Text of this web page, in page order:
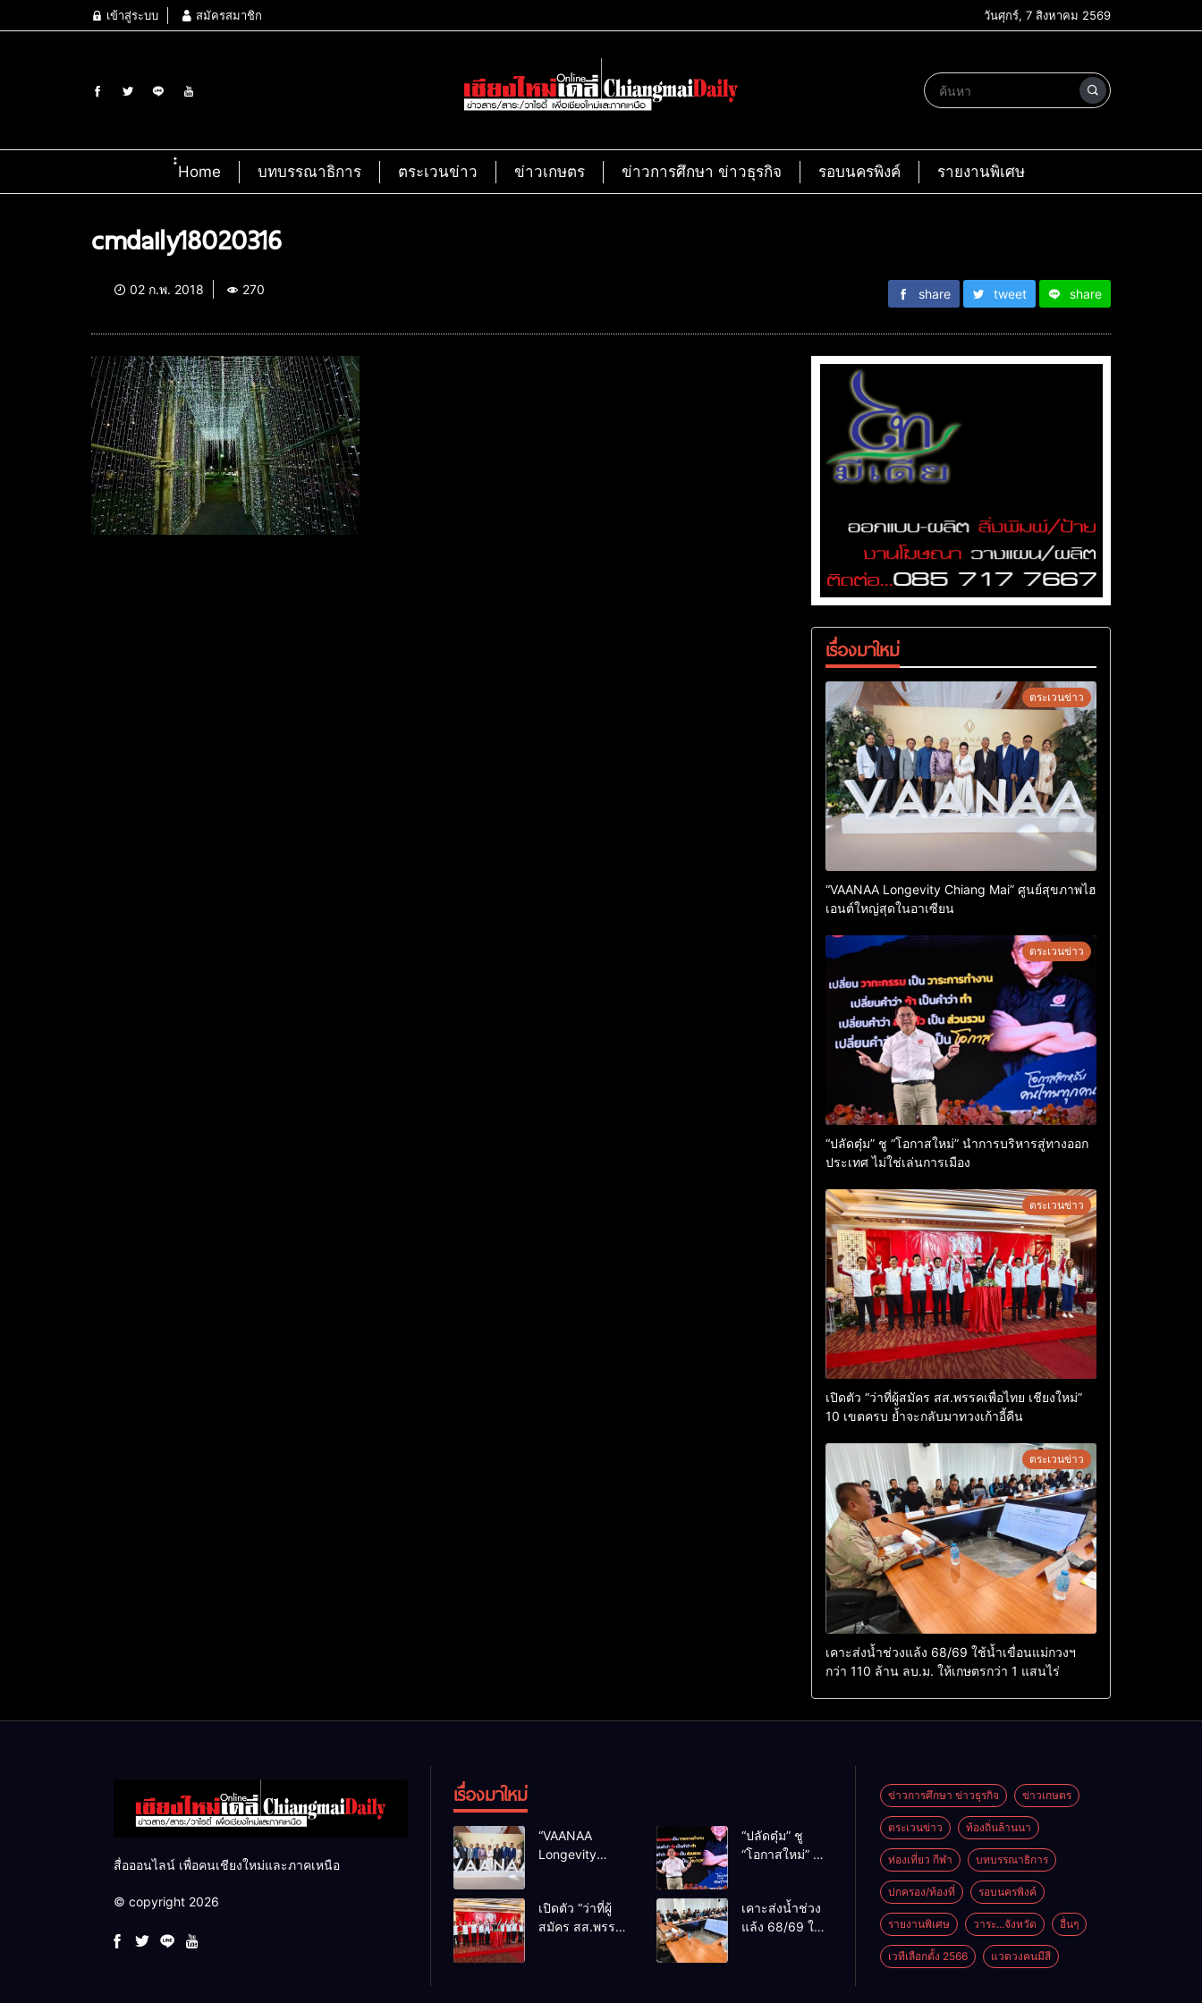
เข้าสู่ระบบ สมัครสมาชิก วันศุกร์, 7 สิงหาคม 2569
๋๋Home บทบรรณาธิการ ตระเวนข่าว ข่าวเกษตร ข่าวการศึกษา ข่าวธุรกิจ รอบนครพิงค์ รายงานพิเศษ
cmdaily18020316
02 ก.พ. 2018 270 share tweet share
เรื่องมาใหม่
ตระเวนข่าว
“VAANAA Longevity Chiang Mai” ศูนย์สุขภาพไฮ
เอนต์ใหญ่สุดในอาเซียน
ตระเวนข่าว
“ปลัดตุ๋ม” ชู “โอกาสใหม่” นำการบริหารสู่ทางออก
ประเทศ ไม่ใช่เล่นการเมือง
ตระเวนข่าว
เปิดตัว “ว่าที่ผู้สมัคร สส.พรรคเพื่อไทย เชียงใหม่”
10 เขตครบ ย้ำจะกลับมาทวงเก้าอี้คืน
ตระเวนข่าว
เคาะส่งน้ำช่วงแล้ง 68/69 ใช้น้ำเขื่อนแม่กวงฯ
กว่า 110 ล้าน ลบ.ม. ให้เกษตรกว่า 1 แสนไร่
สื่อออนไลน์ เพื่อคนเชียงใหม่และภาคเหนือ
© copyright 2026
เรื่องมาใหม่
“VAANAA
Longevity
เอนต์ใหญ่สุดใน
อาเซียน
“ปลัดตุ๋ม” ชู
“โอกาสใหม่” นำ
ไม่ใช่เล่น
การเมือง
เปิดตัว “ว่าที่ผู้
สมัคร สส.พรรค
เคาะส่งน้ำช่วง
แล้ง 68/69 ใช้
ข่าวการศึกษา ข่าวธุรกิจ ข่าวเกษตร
ตระเวนข่าว ท้องถิ่นล้านนา
ท่องเที่ยว กีฬา บทบรรณาธิการ
ปกครอง/ท้องที่ รอบนครพิงค์
รายงานพิเศษ วาระ...จังหวัด อื่นๆ
เวทีเลือกตั้ง 2566 แวดวงคนมีสี